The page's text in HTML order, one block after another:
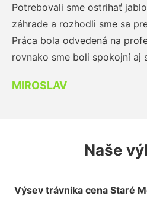
Potrebovali sme ostrihať
záhrade a rozhodli sme sa
Práca bola odvedená na
rovnako sme boli spokojní aj
MIROSLAV
Naše
Výsev trávnika cena Staré